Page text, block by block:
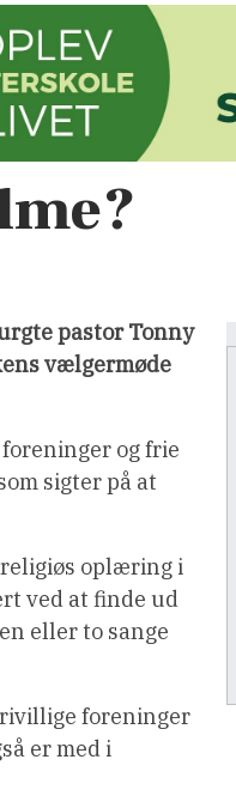
pastor Tonny
vælgermøde
og frie
sigter på at
oplæring i
ved at finde ud
eller to sange
foreninger
er med i